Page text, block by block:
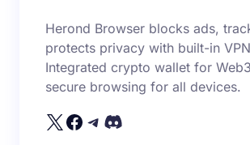
Email *
Herond Browser blocks ads,
protects privacy with built-in
Integrated crypto wallet for
secure browsing for all devices.